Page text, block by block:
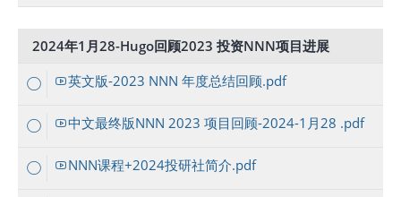
2024年1月28-Hugo回顾2023 投资NNN项目进展
英文版-2023 NNN 年度总结回顾.pdf
中文最终版NNN 2023 项目回顾-2024-1月28 .pdf
NNN课程+2024投研社简介.pdf